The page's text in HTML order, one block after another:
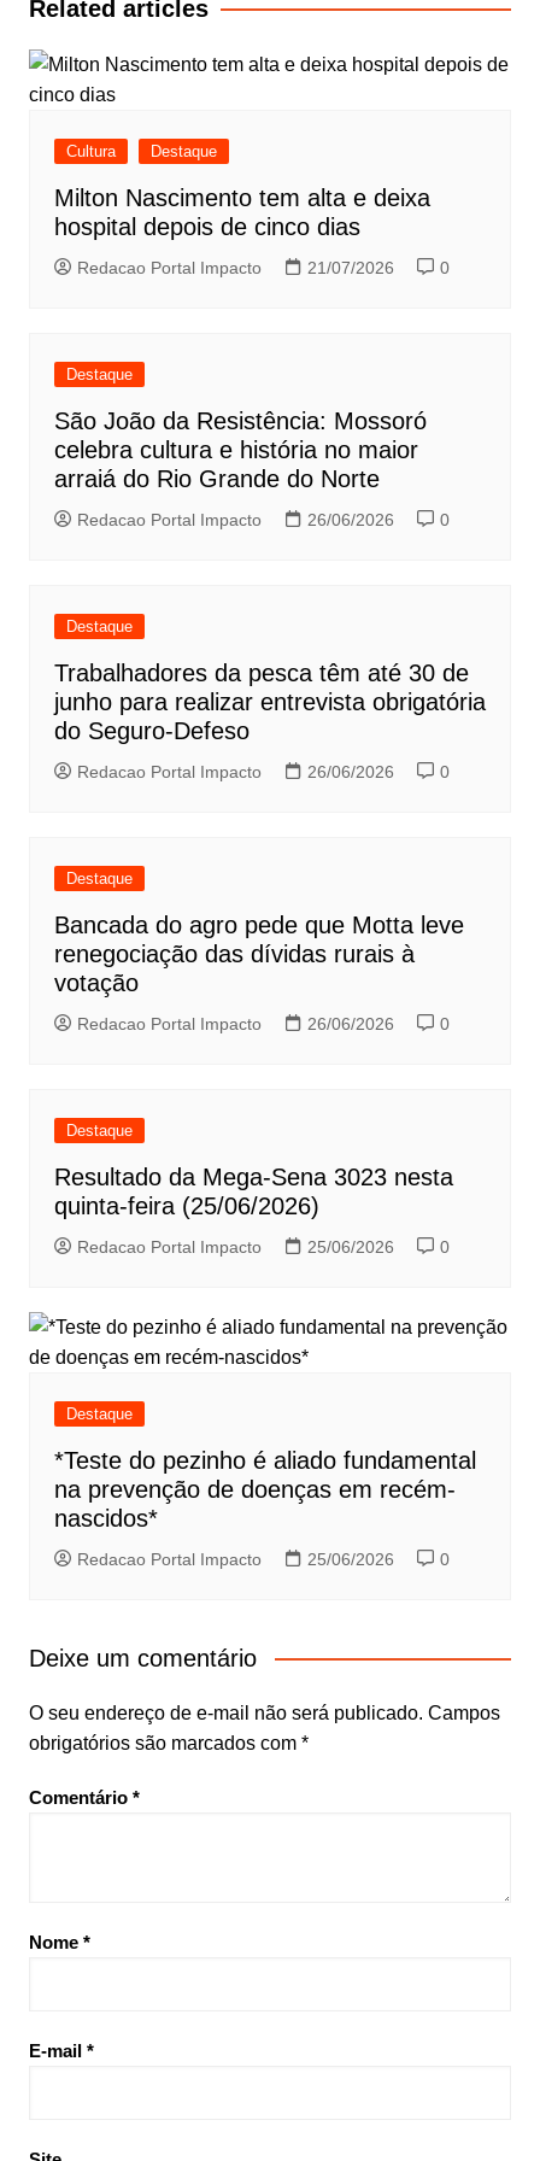
Related articles
Cultura Destaque
Milton Nascimento tem alta e deixa
hospital depois de cinco dias
Redacao Portal Impacto 21/07/2026 0
Destaque
São João da Resistência: Mossoró
celebra cultura e história no maior
arraiá do Rio Grande do Norte
Redacao Portal Impacto 26/06/2026 0
Destaque
Trabalhadores da pesca têm até 30 de
junho para realizar entrevista obrigatória
do Seguro-Defeso
Redacao Portal Impacto 26/06/2026 0
Destaque
Bancada do agro pede que Motta leve
renegociação das dívidas rurais à
votação
Redacao Portal Impacto 26/06/2026 0
Destaque
Resultado da Mega-Sena 3023 nesta
quinta-feira (25/06/2026)
Redacao Portal Impacto 25/06/2026 0
Destaque
*Teste do pezinho é aliado fundamental
na prevenção de doenças em recém-
nascidos*
Redacao Portal Impacto 25/06/2026 0
Deixe um comentário
O seu endereço de e-mail não será publicado. Campos
obrigatórios são marcados com *
Comentário *
Nome *
E-mail *